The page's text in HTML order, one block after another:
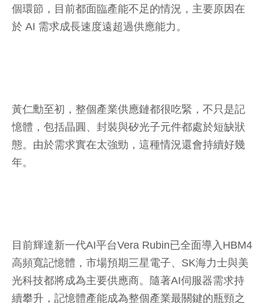
個環節，目前都面臨產能不足的情況，主要原因在
於 AI 需求成長速度遠超過供應能力。
黃仁勳至初，整個產業供應鏈都很吃緊，不只是記
憶體，包括晶圓、封裝與矽光子元件都處於短缺狀
態。由於需求實在太強勁，這種情況還會持續好幾
年。
目前輝達新一代AI平台Vera Rubin已全面導入HBM4
高頻寬記憶體，市場預期三星電子、SK海力士與美
光科技都將成為主要供應商。隨著AI伺服器需求持
續攀升，記憶體產能成為整個產業最關鍵的瓶頸之